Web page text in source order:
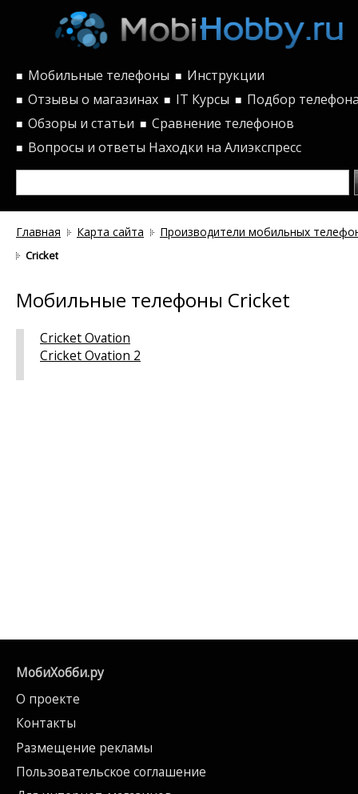
■ Мобильные телефоны ■ Инструкции
■ Отзывы о магазинах ■ IT Курсы ■ Подбор
■ Обзоры и статьи ■ Сравнение телефонов
■ Вопросы и ответы Находки на Алиэкспресс
Главная Карта сайта Производители мобильных
Cricket
Мобильные телефоны Cricket
Cricket Ovation
Cricket Ovation 2
МобиХобби.ру
О проекте
Контакты
Размещение рекламы
Пользовательское соглашение